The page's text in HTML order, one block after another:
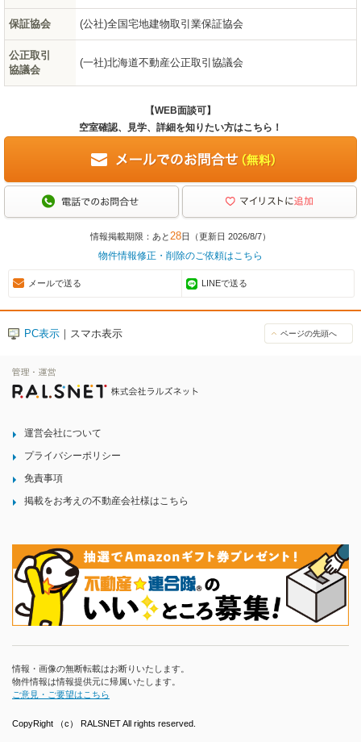
保証協会 (公社)全国宅地建物取引業保証協会
公正取引
協議会
(一社)北海道不動産公正取引協議会
【WEB面談可】
空室確認、見学、詳細を知りたい方はこちら！
情報掲載期限：あと28日（更新日 2026/8/7）
物件情報修正・削除のご依頼はこちら
メールで送る LINEで送る
PC表示 ｜スマホ表示 ページの先頭へ
運営会社について
プライバシーポリシー
免責事項
掲載をお考えの不動産会社様はこちら
情報・画像の無断転載はお断りいたします。
物件情報は情報提供元に帰属いたします。
ご意見・ご要望はこちら
CopyRight （c） RALSNET All rights reserved.